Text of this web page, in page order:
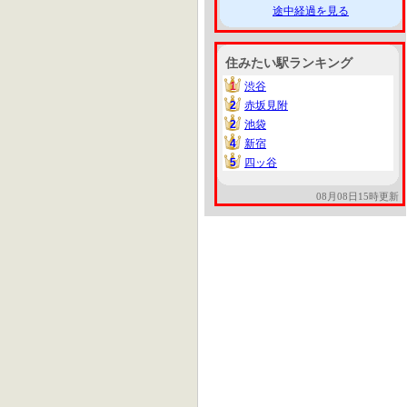
途中経過を見る
住みたい駅ランキング
1
1
渋谷
2
2
赤坂見附
2
2
池袋
4
4
新宿
5
5 四ッ谷
08月08日15時更新